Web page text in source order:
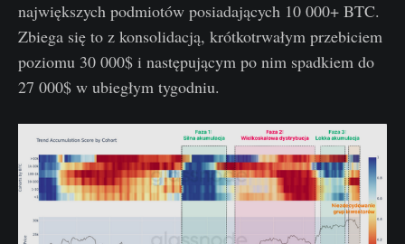
największych podmiotów posiadających 10 000+ BTC.
Zbiega się to z konsolidacją, krótkotrwałym przebiciem
poziomu 30 000$ i następującym po nim spadkiem do
27 000$ w ubiegłym tygodniu.